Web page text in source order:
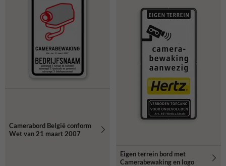
Camerabord België conform
Wet van 21 maart 2007
Eigen terrein bord met
Camerabewaking en logo